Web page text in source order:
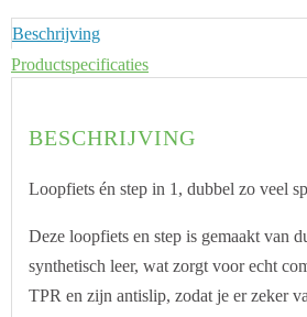
Beschrijving
Productspecificaties
BESCHRIJVING
Loopfiets én step in 1, dubbel zo veel
Deze loopfiets en step is gemaakt van
synthetisch leer, wat zorgt voor echt
TPR en zijn antislip, zodat je er zeker